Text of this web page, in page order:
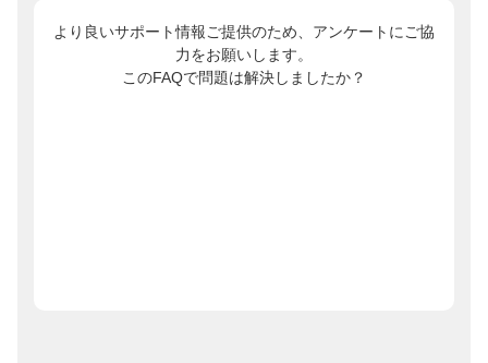
より良いサポート情報ご提供のため、アンケートにご協
力をお願いします。
このFAQで問題は解決しましたか？